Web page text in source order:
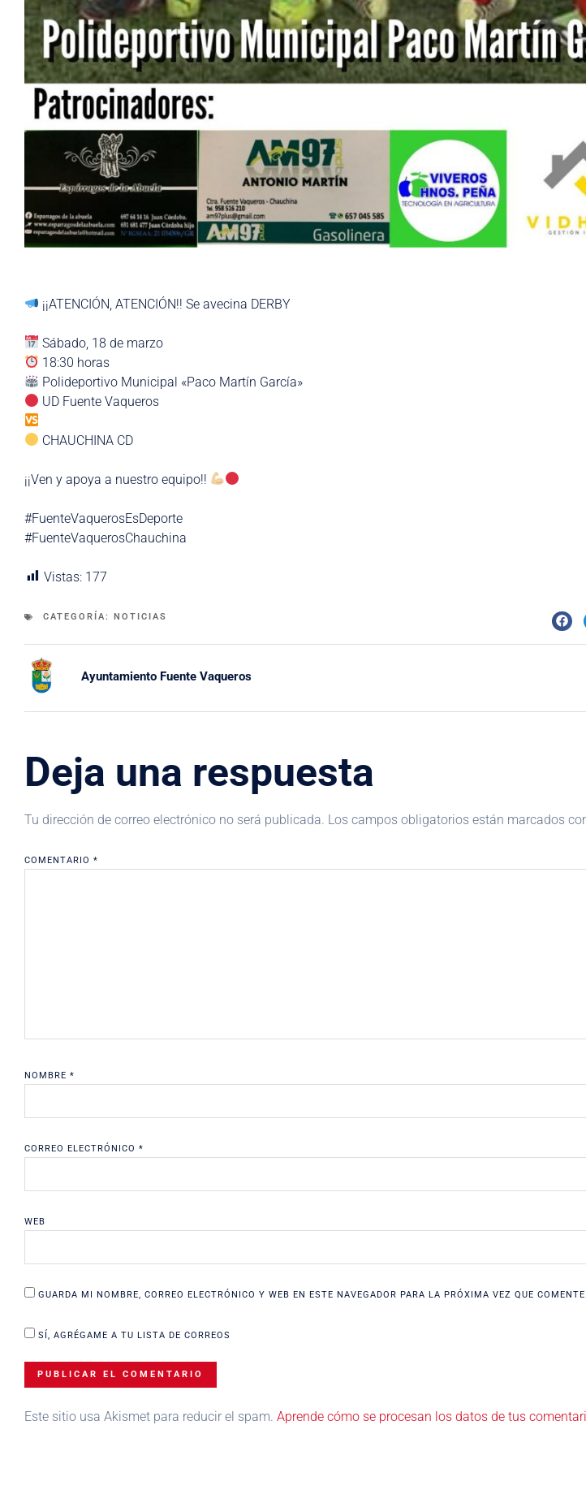
¡¡ATENCIÓN, ATENCIÓN!! Se avecina DERBY
Sábado, 18 de marzo
18:30 horas
Polideportivo Municipal «Paco Martín García»
UD Fuente Vaqueros
CHAUCHINA CD
¡¡Ven y apoya a nuestro equipo!!
#FuenteVaquerosEsDeporte
#FuenteVaquerosChauchina
Vistas: 177
CATEGORÍA: NOTICIAS
Ayuntamiento Fuente Vaqueros
Deja una respuesta
Tu dirección de correo electrónico no será publicada. Los campos obligatorios están marcados
COMENTARIO *
NOMBRE *
CORREO ELECTRÓNICO *
WEB
GUARDA MI NOMBRE, CORREO ELECTRÓNICO Y WEB EN ESTE NAVEGADOR PARA LA PRÓXIMA VEZ QUE COMENTE.
SÍ, AGRÉGAME A TU LISTA DE CORREOS
Este sitio usa Akismet para reducir el spam. Aprende cómo se procesan los datos de tus